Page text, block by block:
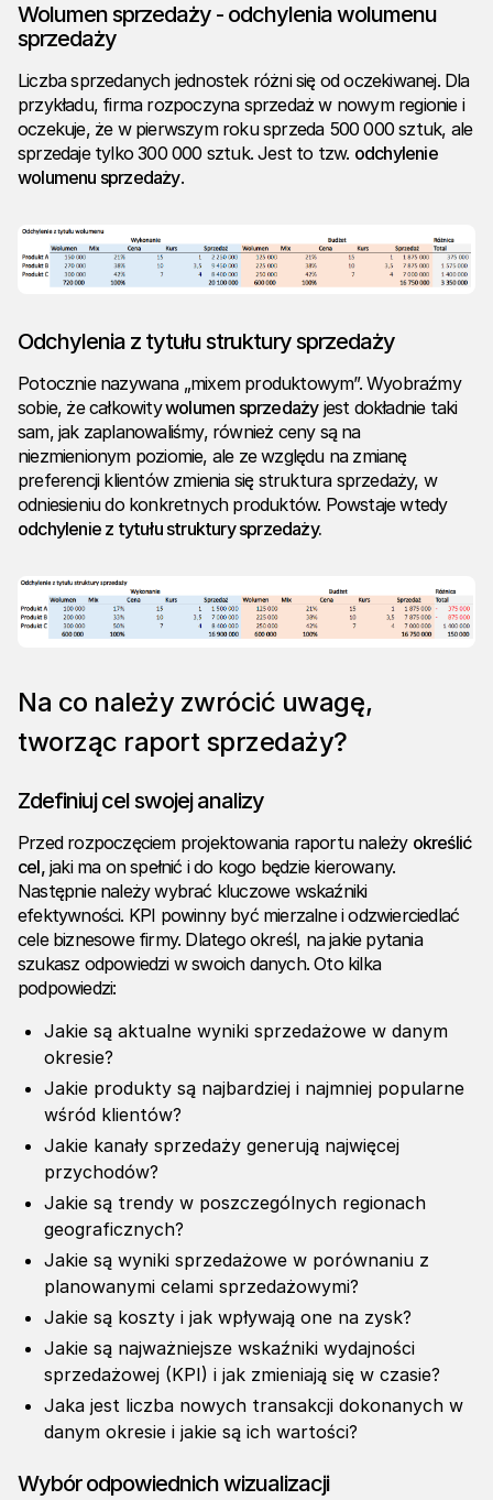
Wolumen sprzedaży - odchylenia wolumenu
sprzedaży
Liczba sprzedanych jednostek różni się od oczekiwanej. Dla
przykładu, firma rozpoczyna sprzedaż w nowym regionie i
oczekuje, że w pierwszym roku sprzeda 500 000 sztuk, ale
sprzedaje tylko 300 000 sztuk. Jest to tzw. odchylenie
wolumenu sprzedaży.
Odchylenia z tytułu struktury sprzedaży
Potocznie nazywana „mixem produktowym”. Wyobraźmy
sobie, że całkowitywolumen sprzedażyjest dokładnie taki
sam, jak zaplanowaliśmy, również ceny są na
niezmienionym poziomie, ale ze względu na zmianę
preferencji klientów zmienia się struktura sprzedaży, w
odniesieniu do konkretnych produktów. Powstaje wtedy
odchylenie z tytułu struktury sprzedaży.
Na co należy zwrócić uwagę,
tworząc raport sprzedaży?
Zdefiniuj cel swojej analizy
Przed rozpoczęciem projektowania raportu należy określić
cel,jaki ma on spełnić i do kogo będzie kierowany.
Następnie należy wybrać kluczowe wskaźniki
efektywności. KPI powinny być mierzalne i odzwierciedlać
cele biznesowe firmy. Dlatego określ, na jakie pytania
szukasz odpowiedzi w swoich danych. Oto kilka
podpowiedzi:
Jakie są aktualne wyniki sprzedażowe w danym
okresie?
Jakie produkty są najbardziej i najmniej popularne
wśród klientów?
Jakie kanały sprzedaży generują najwięcej
przychodów?
Jakie są trendy w poszczególnych regionach
geograficznych?
Jakie są wyniki sprzedażowe w porównaniu z
planowanymi celami sprzedażowymi?
Jakie są koszty i jak wpływają one na zysk?
Jakie są najważniejsze wskaźniki wydajności
sprzedażowej (KPI) i jak zmieniają się w czasie?
Jaka jest liczba nowych transakcji dokonanych w
danym okresie i jakie są ich wartości?
Wybór odpowiednich wizualizacji